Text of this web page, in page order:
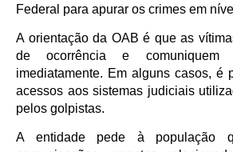
Federal para apurar os crimes em
A orientação da OAB é que as
de ocorrência e comuniquem
imediatamente. Em alguns casos, é
acessos aos sistemas judiciais
pelos golpistas.
A entidade pede à população